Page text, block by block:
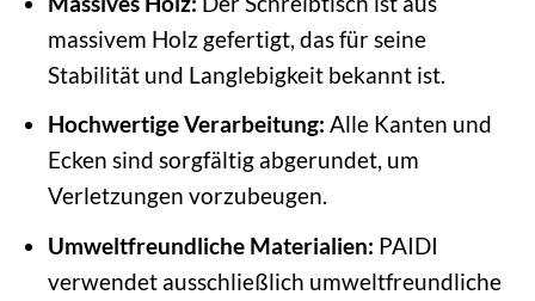
massivem Holz gefertigt, das für seine
Stabilität und Langlebigkeit bekannt ist.
Hochwertige Verarbeitung: Alle Kanten und
Ecken sind sorgfältig abgerundet, um
Verletzungen vorzubeugen.
Umweltfreundliche Materialien: PAIDI
verwendet ausschließlich umweltfreundliche